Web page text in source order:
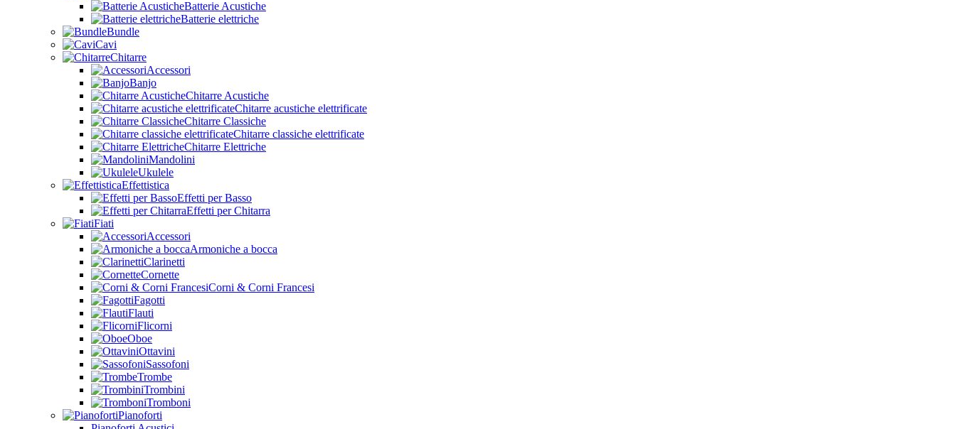
Batterie Acustiche
Batterie elettriche
Bundle
Cavi
Chitarre
Accessori
Banjo
Chitarre Acustiche
Chitarre acustiche elettrificate
Chitarre Classiche
Chitarre classiche elettrificate
Chitarre Elettriche
Mandolini
Ukulele
Effettistica
Effetti per Basso
Effetti per Chitarra
Fiati
Accessori
Armoniche a bocca
Clarinetti
Cornette
Corni & Corni Francesi
Fagotti
Flauti
Flicorni
Oboe
Ottavini
Sassofoni
Trombe
Trombini
Tromboni
Pianoforti